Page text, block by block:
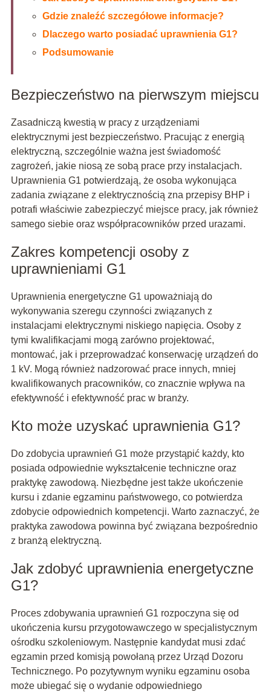
Gdzie znaleźć szczegółowe informacje?
Dlaczego warto posiadać uprawnienia G1?
Podsumowanie
Bezpieczeństwo na pierwszym miejscu
Zasadniczą kwestią w pracy z urządzeniami
elektrycznymi jest bezpieczeństwo. Pracując z energią
elektryczną, szczególnie ważna jest świadomość
zagrożeń, jakie niosą ze sobą prace przy instalacjach.
Uprawnienia G1 potwierdzają, że osoba wykonująca
zadania związane z elektrycznością zna przepisy BHP i
potrafi właściwie zabezpieczyć miejsce pracy, jak również
samego siebie oraz współpracowników przed urazami.
Zakres kompetencji osoby z
uprawnieniami G1
Uprawnienia energetyczne G1 upoważniają do
wykonywania szeregu czynności związanych z
instalacjami elektrycznymi niskiego napięcia. Osoby z
tymi kwalifikacjami mogą zarówno projektować,
montować, jak i przeprowadzać konserwację urządzeń do
1 kV. Mogą również nadzorować prace innych, mniej
kwalifikowanych pracowników, co znacznie wpływa na
efektywność i efektywność prac w branży.
Kto może uzyskać uprawnienia G1?
Do zdobycia uprawnień G1 może przystąpić każdy, kto
posiada odpowiednie wykształcenie techniczne oraz
praktykę zawodową. Niezbędne jest także ukończenie
kursu i zdanie egzaminu państwowego, co potwierdza
zdobycie odpowiednich kompetencji. Warto zaznaczyć, że
praktyka zawodowa powinna być związana bezpośrednio
z branżą elektryczną.
Jak zdobyć uprawnienia energetyczne
G1?
Proces zdobywania uprawnień G1 rozpoczyna się od
ukończenia kursu przygotowawczego w specjalistycznym
ośrodku szkoleniowym. Następnie kandydat musi zdać
egzamin przed komisją powołaną przez Urząd Dozoru
Technicznego. Po pozytywnym wyniku egzaminu osoba
może ubiegać się o wydanie odpowiedniego